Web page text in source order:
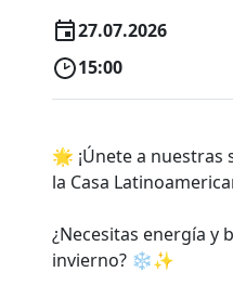
27.07.2026
15:00
🌟 ¡Únete a nuestras
la Casa
¿Necesitas energía y
invierno? ❄️✨